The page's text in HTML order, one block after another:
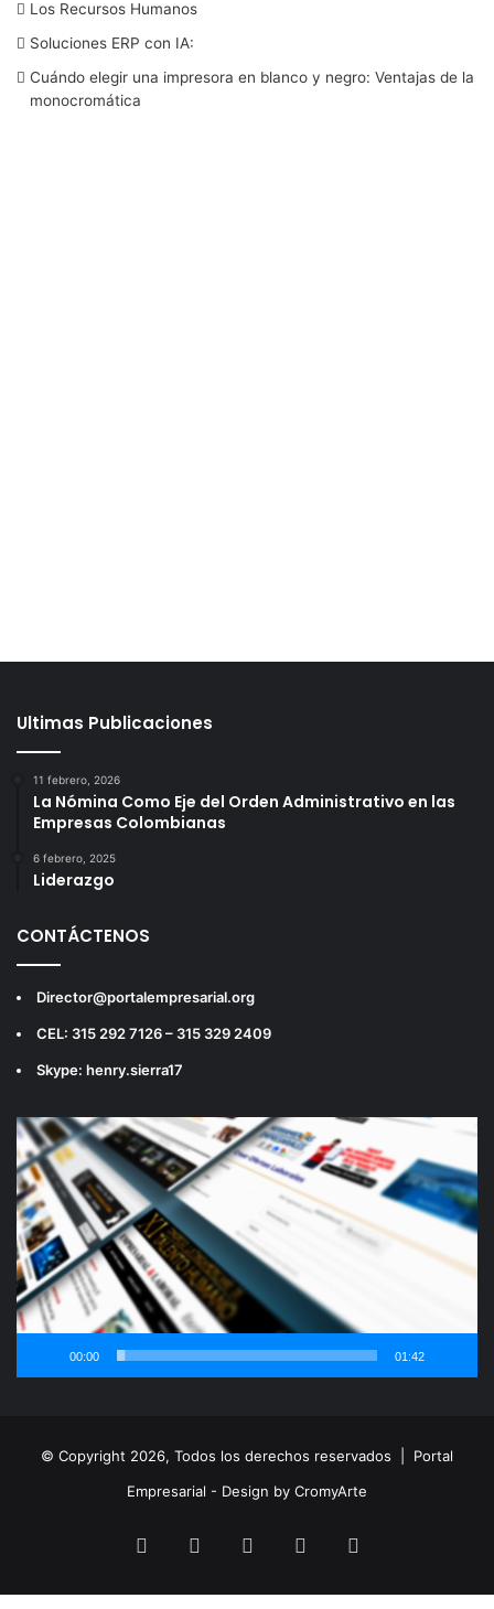
o
Los Recursos Humanos
Soluciones ERP con IA:
Cuándo elegir una impresora en blanco y negro: Ventajas de la
monocromática
Ultimas Publicaciones
11 febrero, 2026
La Nómina Como Eje del Orden Administrativo en las
Empresas Colombianas
6 febrero, 2025
Liderazgo
CONTÁCTENOS
Director@portalempresarial.org
CEL: 315 292 7126 – 315 329 2409
Skype: henry.sierra17
Reproductor
de
vídeo
00:00 01:42
© Copyright 2026, Todos los derechos reservados | Portal
Empresarial - Design by CromyArte
FacebookTwitter LinkedInYouTube